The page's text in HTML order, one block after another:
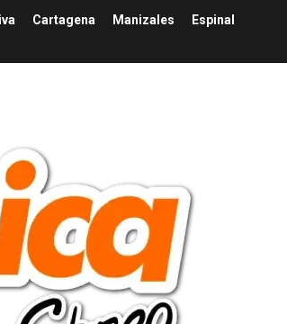
Cartagena Manizales
Espinal